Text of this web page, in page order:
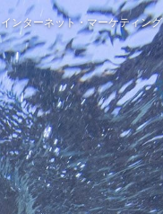
インターネット・マーケティング